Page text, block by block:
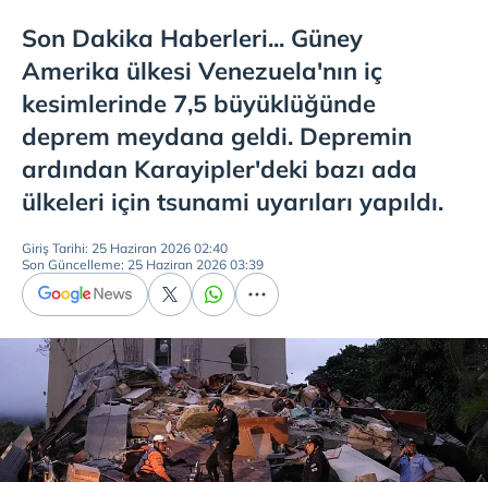
Son Dakika Haberleri... Güney
Amerika ülkesi Venezuela'nın iç
kesimlerinde 7,5 büyüklüğünde
deprem meydana geldi. Depremin
ardından Karayipler'deki bazı ada
ülkeleri için tsunami uyarıları yapıldı.
Giriş Tarihi: 25 Haziran 2026 02:40
Son Güncelleme: 25 Haziran 2026 03:39